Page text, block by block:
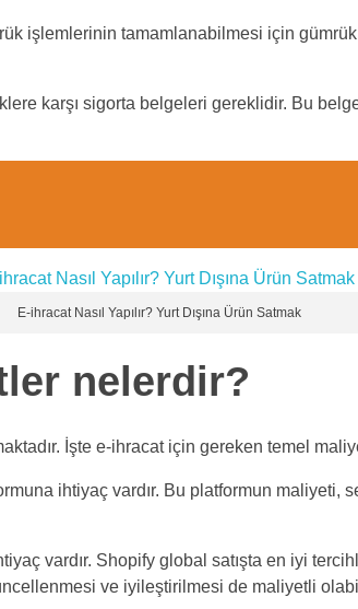
işlemlerinin tamamlanabilmesi için
karşı sigorta belgeleri gereklidir. Bu
E-ihracat Nasıl Yapılır? Yurt Dışına Ürün Satmak
nelerdir?
İşte e-ihracat için gereken temel
ihtiyaç vardır. Bu platformun maliyeti,
vardır. Shopify global satışta en iyi
ve iyileştirilmesi de maliyetli